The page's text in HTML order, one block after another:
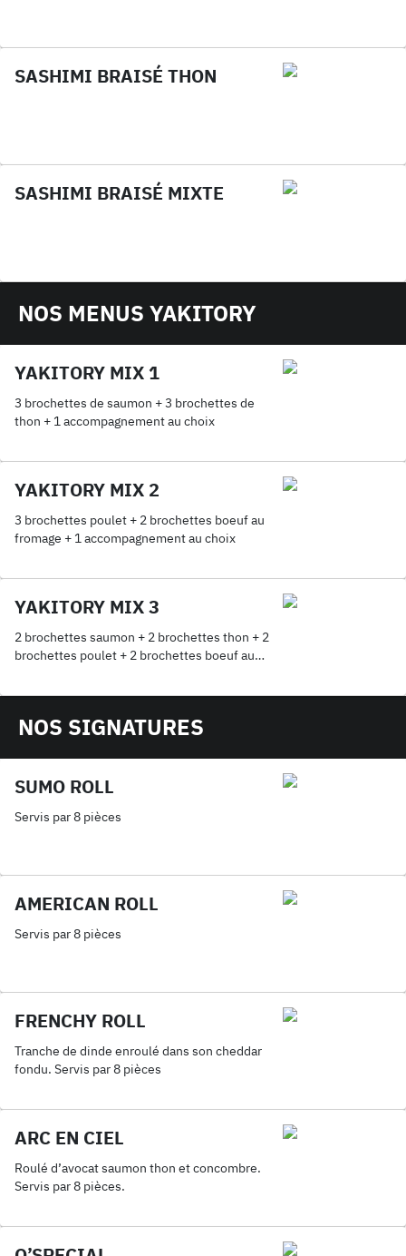
SASHIMI BRAISÉ THON
SASHIMI BRAISÉ MIXTE
NOS MENUS YAKITORY
YAKITORY MIX 1
3 brochettes de saumon + 3 brochettes de
thon + 1 accompagnement au choix
YAKITORY MIX 2
3 brochettes poulet + 2 brochettes boeuf au
fromage + 1 accompagnement au choix
YAKITORY MIX 3
2 brochettes saumon + 2 brochettes thon + 2
brochettes poulet + 2 brochettes boeuf au
accompagnement au choix
NOS SIGNATURES
SUMO ROLL
Servis par 8 pièces
AMERICAN ROLL
Servis par 8 pièces
FRENCHY ROLL
Tranche de dinde enroulé dans son cheddar
fondu. Servis par 8 pièces
ARC EN CIEL
Roulé d’avocat saumon thon et concombre.
Servis par 8 pièces.